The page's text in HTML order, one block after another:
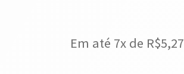
Em até 7x de R$5,27